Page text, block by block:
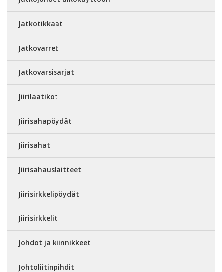
Jatkotikkaat
Jatkovarret
Jatkovarsisarjat
Jiirilaatikot
Jiirisahapöydät
Jiirisahat
Jiirisahauslaitteet
Jiirisirkkelipöydät
Jiirisirkkelit
Johdot ja kiinnikkeet
Johtoliitinpihdit